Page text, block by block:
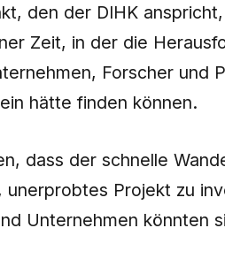
den der DIHK
Zeit, in der die
Forscher
hätte finden können.
dass der schnelle
unerprobtes Projekt zu
Unternehmen könnten